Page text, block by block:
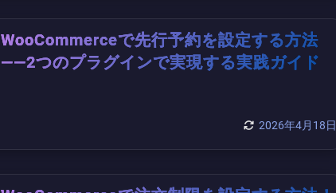
2026年4月18日
WooCommerceで先行予約を設定する方法
——2つのプラグインで実現する実践ガイド